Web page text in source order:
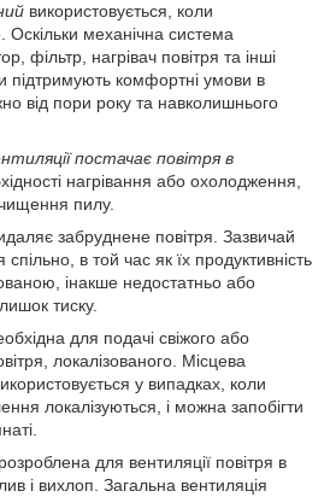
використовується, коли
механічна система
фільтр, нагрівач повітря та інші
підтримують комфортні умови в
від пори року та навколишнього
постачає повітря в
нагрівання або охолодження,
пилу.
забруднене повітря. Зазвичай
в той час як їх продуктивність
інакше недостатньо або
тиску.
для подачі свіжого або
локалізованого. Місцева
у випадках, коли
локалізуються, і можна запобігти
розроблена для вентиляції повітря в
і вихлоп. Загальна вентиляція